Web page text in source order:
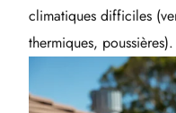
climatiques difficiles
thermiques, poussières).